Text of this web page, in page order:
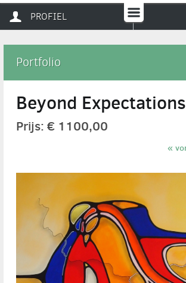
PROFIEL
Portfolio
Beyond Expectations
Prijs: € 1100,00
«